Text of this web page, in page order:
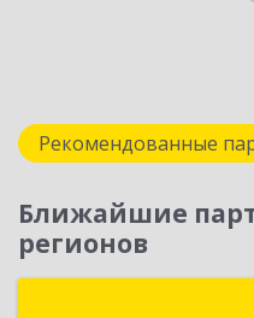
Рекомендованные
Ближайшие
регионов